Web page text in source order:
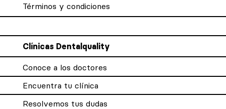
Términos y condiciones
Clínicas Dentalquality
Conoce a los doctores
Encuentra tu clínica
Resolvemos tus dudas